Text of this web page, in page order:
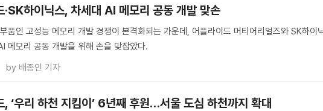
·SK하이닉스, 차세대 AI 메모리 공동 개발 맞손
품인 고성능 메모리 개발 경쟁이 본격화되는 가운데, 어플라이드 머티어리얼즈와 SK하이
메모리 공동 개발을 위해 손을 맞잡았다.
by 배종인 기자
, ‘우리 하천 지킴이’ 6년째 후원…서울 도심 하천까지 확대